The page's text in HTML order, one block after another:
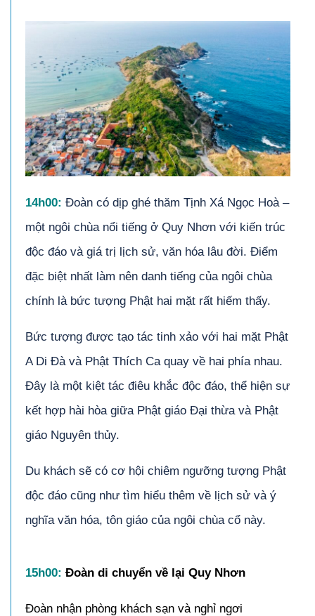
14h00: Đoàn có dịp ghé thăm Tịnh Xá Ngọc Hoà –
một ngôi chùa nổi tiếng ở Quy Nhơn với kiến trúc
độc đáo và giá trị lịch sử, văn hóa lâu đời. Điểm
đặc biệt nhất làm nên danh tiếng của ngôi chùa
chính là bức tượng Phật hai mặt rất hiếm thấy.
Bức tượng được tạo tác tinh xảo với hai mặt Phật
A Di Đà và Phật Thích Ca quay về hai phía nhau.
Đây là một kiệt tác điêu khắc độc đáo, thể hiện sự
kết hợp hài hòa giữa Phật giáo Đại thừa và Phật
giáo Nguyên thủy.
Du khách sẽ có cơ hội chiêm ngưỡng tượng Phật
độc đáo cũng như tìm hiểu thêm về lịch sử và ý
nghĩa văn hóa, tôn giáo của ngôi chùa cổ này.
15h00: Đoàn di chuyển về lại Quy Nhơn
Đoàn nhận phòng khách sạn và nghỉ ngơi